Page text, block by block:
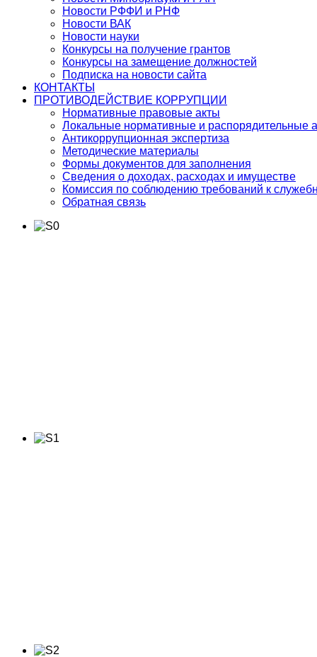
Новости РФФИ и РНФ
Новости ВАК
Новости науки
Конкурсы на получение грантов
Конкурсы на замещение должностей
Подписка на новости сайта
КОНТАКТЫ
ПРОТИВОДЕЙСТВИЕ КОРРУПЦИИ
Нормативные правовые акты
Локальные нормативные и распорядительные
Антикоррупционная экспертиза
Методические материалы
Формы документов для заполнения
Сведения о доходах, расходах и имуществе
Комиссия по соблюдению требований к
Обратная связь